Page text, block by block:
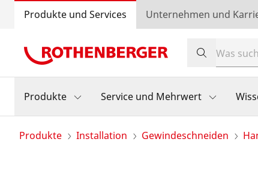
Produkte und Services Unternehmen und
Produkte Service und Mehrwert
Produkte Installation Gewindeschneiden